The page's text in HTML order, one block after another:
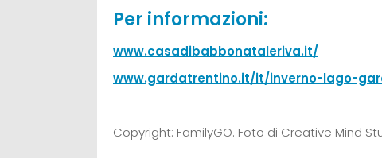
Per informazioni:
www.casadibabbonataleriva.it/
www.gardatrentino.it/it/inverno-lago-
Copyright: FamilyGO. Foto di Creative Mind